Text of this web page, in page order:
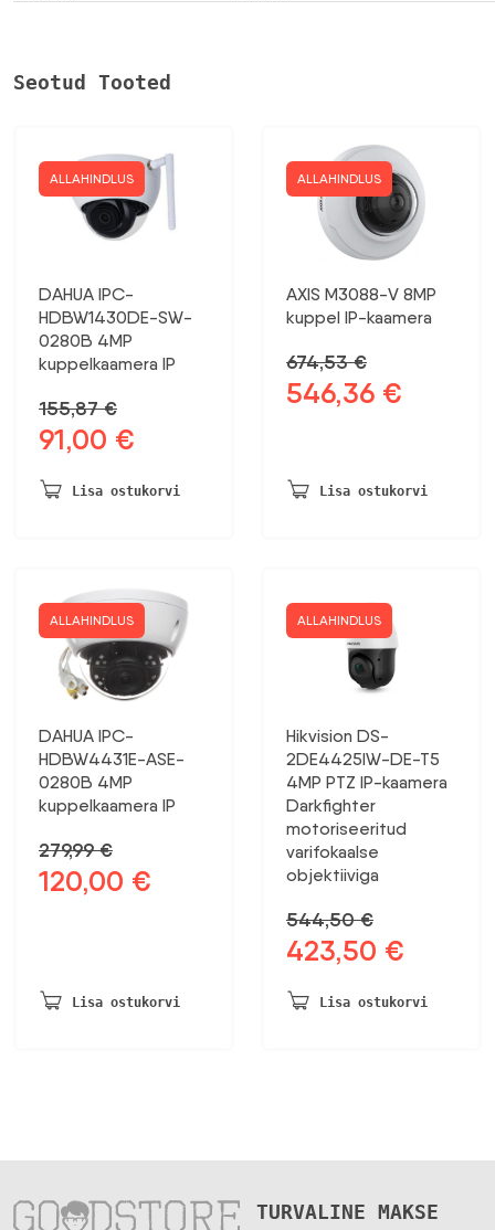
Seotud Tooted
ALLAHINDLUS
DAHUA IPC-
HDBW1430DE-SW-
0280B 4MP
kuppelkaamera IP
155,87€
Algne
oli:
91,00 €
on:
Lisa ostukorvi
ALLAHINDLUS
AXIS M3088-V 8MP
kuppel IP-kaamera
674,53€
Algne
546,36 €
Lisa ostukorvi
ALLAHINDLUS
DAHUA IPC-
HDBW4431E-ASE-
0280B 4MP
kuppelkaamera IP
279,99€
Algne
120,00 €
Lisa ostukorvi
ALLAHINDLUS
Hikvision DS-
2DE4425IW-DE-T5
4MP PTZ IP-kaamera
Darkfighter
motoriseeritud
varifokaalse
objektiiviga
544,50€
Algne
oli:
423,50 €
on:
Lisa ostukorvi
TURVALINE MAKSE